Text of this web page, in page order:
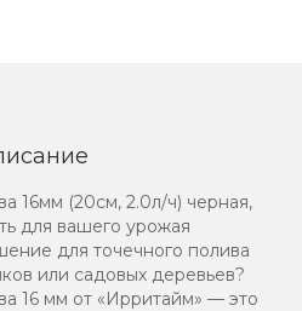
16мм (20см, 2.0л/ч) черная,
для вашего урожая
для точечного полива
или садовых деревьев?
16 мм от «Ирритайм» — это